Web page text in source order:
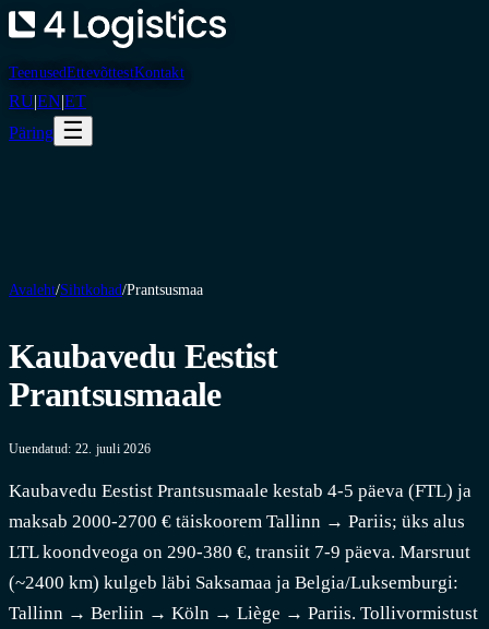
TeenusedEttevõttestKontakt
RU|EN|ET
Päring ☰
Avaleht/Sihtkohad/Prantsusmaa
Kaubavedu Eestist
Prantsusmaale
Uuendatud: 22. juuli 2026
Kaubavedu Eestist Prantsusmaale kestab 4-5 päeva (FTL) ja
maksab 2000-2700 € täiskoorem Tallinn → Pariis; üks alus
LTL koondveoga on 290-380 €, transiit 7-9 päeva. Marsruut
(~2400 km) kulgeb läbi Saksamaa ja Belgia/Luksemburgi:
Tallinn → Berliin → Köln → Liège → Pariis. Tollivormistust